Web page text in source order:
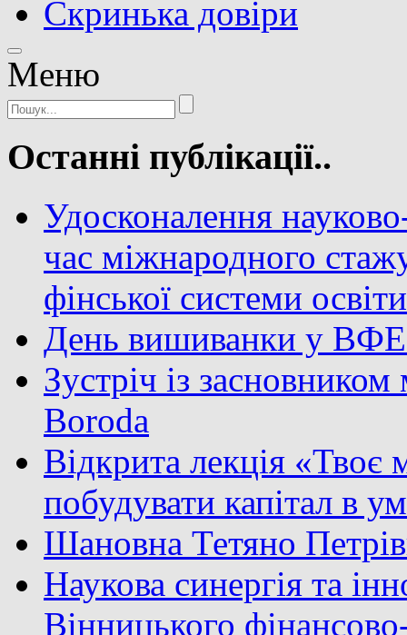
Скринька довіри
Meню
Останні публікації..
Удосконалення
час міжнародного
фінської системи
День вишиванки у
Зустріч із
Boroda
Відкрита лекція «Твоє
побудувати капітал в
Шановна Тетяно
Наукова синергія та
Вінницького